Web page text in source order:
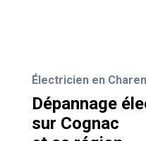
Électricien en
Dépannage
sur Cognac